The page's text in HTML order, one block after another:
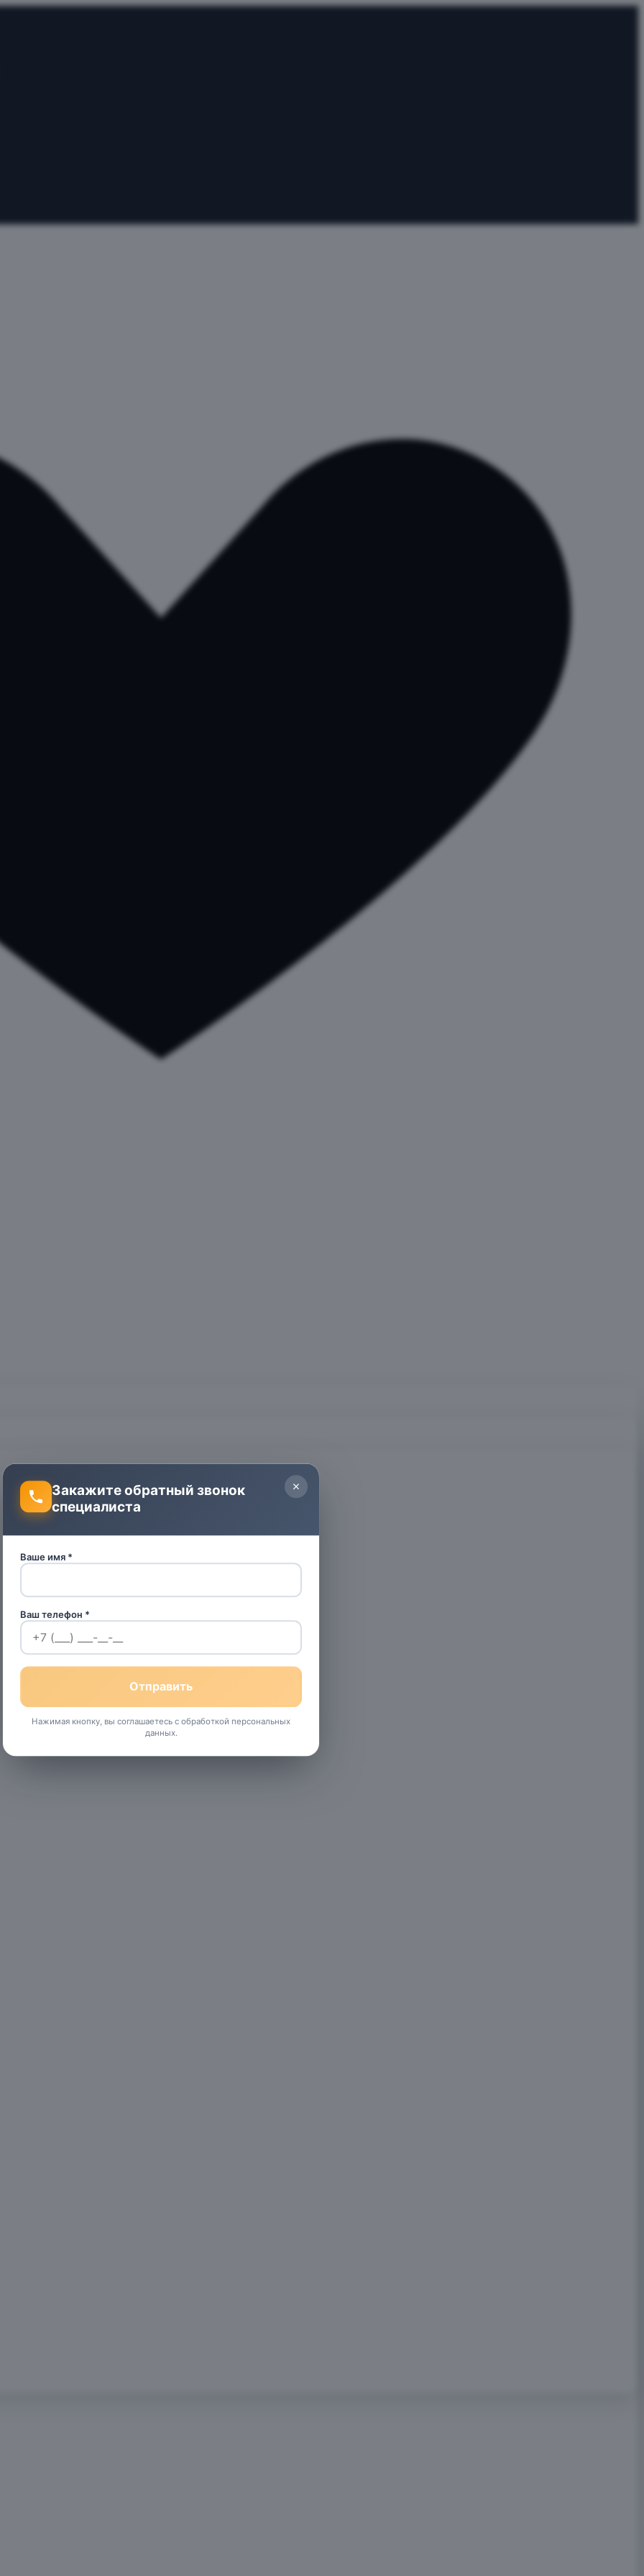
Закажите обратный звонок
специалиста
Ваше имя *
Ваш телефон *
Нажимая кнопку, вы соглашаетесь с обработкой персональных
данных.